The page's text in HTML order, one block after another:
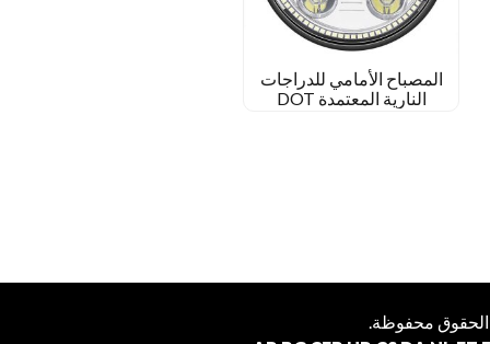
المصباح الأمامي للدراجات
النارية المعتمدة DOT
الحقوق محفوظة.